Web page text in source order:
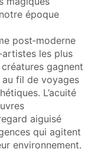
époque
post‑moderne
les plus
gagnent
au fil de voyages
L’acuité
aiguisé
qui agitent
environnement.